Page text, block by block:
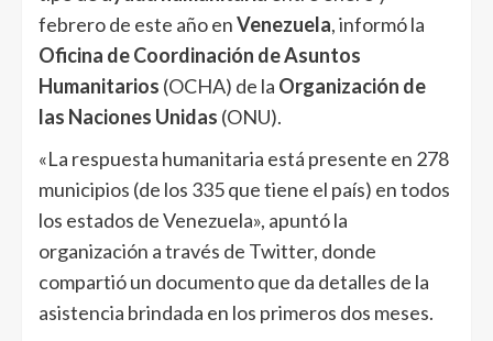
febrero de este año enVenezuela, informó la
Oficina de Coordinación de Asuntos
Humanitarios (OCHA) de la Organización de
las Naciones Unidas (ONU).
«La respuesta humanitaria está presente en 278
municipios (de los 335 que tiene el país) en todos
los estados de Venezuela», apuntó la
organización a través de Twitter, donde
compartió un documento que da detalles de la
asistencia brindada en los primeros dos meses.